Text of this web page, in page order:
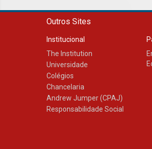
Outros Sites
Institucional
The Institution
Universidade
Colégios
Chancelaria
Andrew Jumper (CPAJ)
Responsabilidade Social